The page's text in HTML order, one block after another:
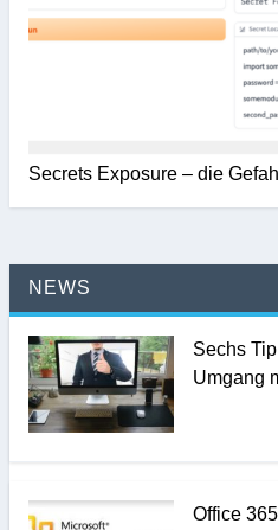
Secrets Exposure – die
NEWS
Sechs
Umgang
Office